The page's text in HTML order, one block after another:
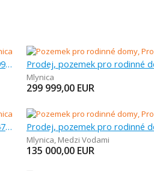
Prodej, pozemek pro rodinné domy, 699 m
Mlynica
299 999,00 EUR
Prodej, pozemek pro rodinné domy, 747 m
Mlynica, Medzi Vodami
135 000,00 EUR